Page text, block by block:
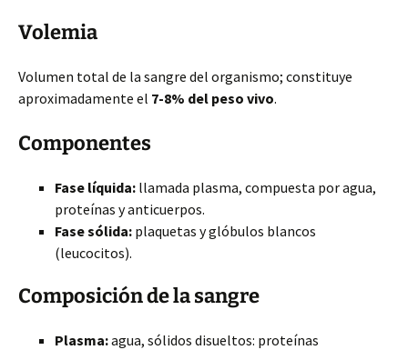
Volemia
Volumen total de la sangre del organismo; constituye
aproximadamente el 7-8% del peso vivo.
Componentes
Fase líquida: llamada plasma, compuesta por agua,
proteínas y anticuerpos.
Fase sólida: plaquetas y glóbulos blancos
(leucocitos).
Composición de la sangre
Plasma:agua, sólidos disueltos: proteínas